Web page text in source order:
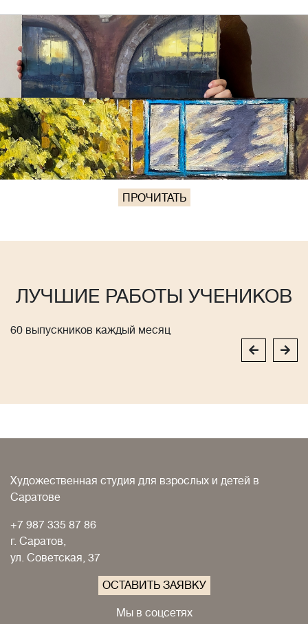
ПРОЧИТАТЬ
ЛУЧШИЕ РАБОТЫ УЧЕНИКОВ
60 выпускников каждый месяц
Художественная студия для взрослых и детей в
Саратове
+7 987 335 87 86
г. Саратов,
ул. Советская, 37
ОСТАВИТЬ ЗАЯВКУ
Мы в соцсетях